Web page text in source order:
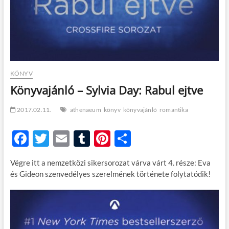
KÖNYV
Könyvajánló – Sylvia Day: Rabul ejtve
2017.02.11. athenaeum könyv könyvajánló romantika
F
ac
e
b
o
o
T
itt
er
E
m
ail
T
u
m
bl
Pi
er
es
t
O
ss
za
m
g
Végre itt a nemzetközi sikersorozat várva várt 4. része: Eva
és Gideon szenvedélyes szerelmének története folytatódik!